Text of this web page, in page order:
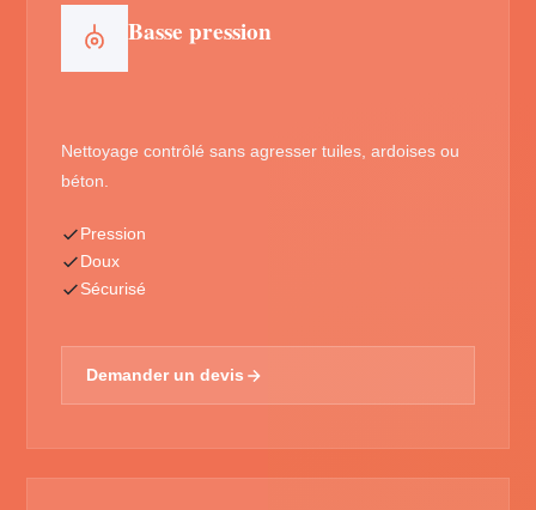
Basse pression
Nettoyage contrôlé sans agresser tuiles, ardoises ou
béton.
Pression
Doux
Sécurisé
Demander un devis